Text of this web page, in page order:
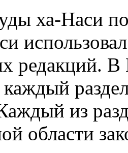
ха-Наси
редакций.
из
области